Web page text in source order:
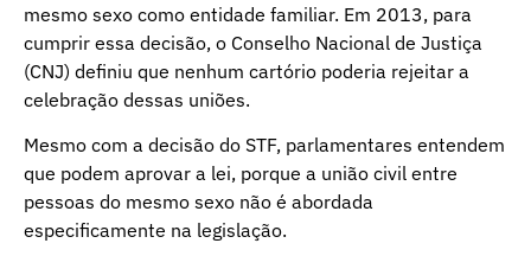
mesmo sexo como entidade familiar. Em 2013, para
cumprir essa decisão, o Conselho Nacional de Justiça
(CNJ) definiu que nenhum cartório poderia rejeitar a
celebração dessas uniões.
Mesmo com a decisão do STF, parlamentares entendem
que podem aprovar a lei, porque a união civil entre
pessoas do mesmo sexo não é abordada
especificamente na legislação.